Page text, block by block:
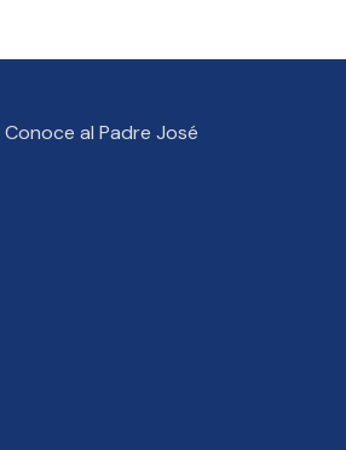
Conoce al Padre José